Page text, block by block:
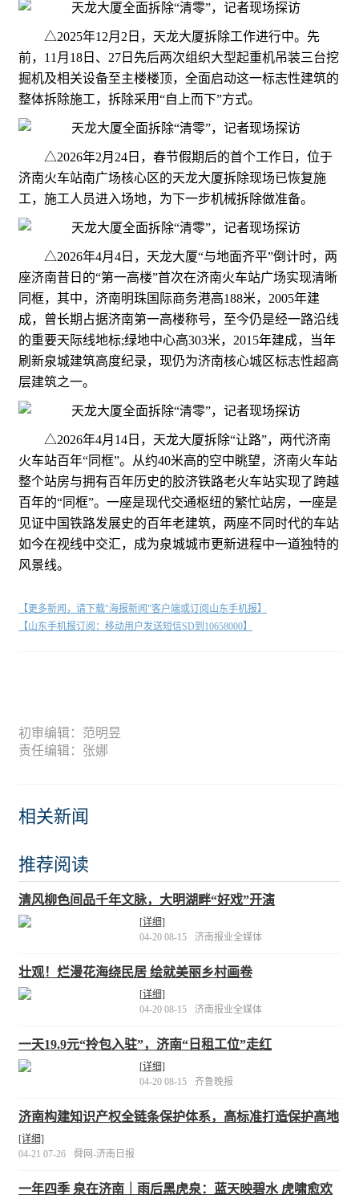
△2025年12月2日，天龙大厦拆除工作进行中。先
前，11月18日、27日先后两次组织大型起重机吊装三台挖
掘机及相关设备至主楼楼顶，全面启动这一标志性建筑的
整体拆除施工，拆除采用“自上而下”方式。
△2026年2月24日，春节假期后的首个工作日，位于
济南火车站南广场核心区的天龙大厦拆除现场已恢复施
工，施工人员进入场地，为下一步机械拆除做准备。
△2026年4月4日，天龙大厦“与地面齐平”倒计时，两
座济南昔日的“第一高楼”首次在济南火车站广场实现清晰
同框，其中，济南明珠国际商务港高188米，2005年建
成，曾长期占据济南第一高楼称号，至今仍是经一路沿线
的重要天际线地标;绿地中心高303米，2015年建成，当年
刷新泉城建筑高度纪录，现仍为济南核心城区标志性超高
层建筑之一。
△2026年4月14日，天龙大厦拆除“让路”，两代济南
火车站百年“同框”。从约40米高的空中眺望，济南火车站
整个站房与拥有百年历史的胶济铁路老火车站实现了跨越
百年的“同框”。一座是现代交通枢纽的繁忙站房，一座是
见证中国铁路发展史的百年老建筑，两座不同时代的车站
如今在视线中交汇，成为泉城城市更新进程中一道独特的
风景线。
【更多新闻，请下载"海报新闻"客户端或订阅山东手机报】
【山东手机报订阅：移动用户发送短信SD到10658000】
初审编辑：范明昱
责任编辑：张娜
相关新闻
推荐阅读
清风柳色间品千年文脉，大明湖畔“好戏”开演
[详细]
04-20 08-15
济南报业全媒体
壮观！烂漫花海绕民居 绘就美丽乡村画卷
[详细]
04-20 08-15
济南报业全媒体
一天19.9元“拎包入驻”，济南“日租工位”走红
[详细]
04-20 08-15
齐鲁晚报
济南构建知识产权全链条保护体系，高标准打造保护高地
[详细]
04-21 07-26
舜网-济南日报
一年四季 泉在济南｜雨后黑虎泉：蓝天映碧水 虎啸愈欢